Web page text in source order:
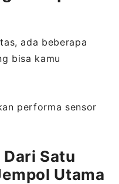
ada beberapa
bisa kamu
performa sensor
Dari Satu
Utama